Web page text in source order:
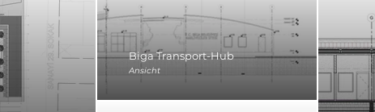
Biga Transport-Hub
Ansicht